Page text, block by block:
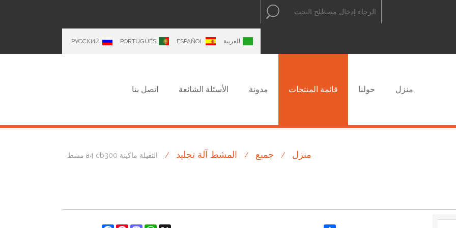
العربية
العربية ESPAÑOL
PORTUGUÊS
РУССКИЙ
منزل حولنا قائمة المنتجات مدونة الأسئلة الشائعة اتصل بنا
منزل / جميع / المشط آلة تجليد / الثقيلة ماكينة a4 cb300 مشط